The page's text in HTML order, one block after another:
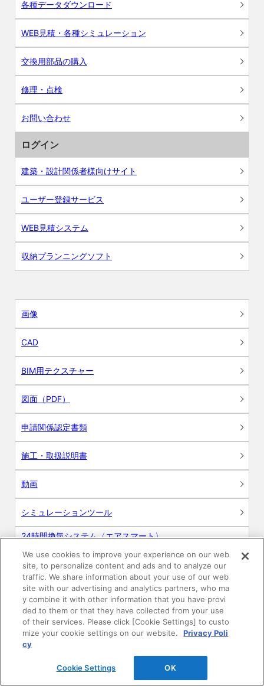
各種データダウンロード
WEB見積・各種シミュレーション
交換用部品の購入
修理・点検
お問い合わせ
ログイン
建築・設計関係者様向けサイト
ユーザー登録サービス
WEB見積システム
収納プランニングソフト
画像
CAD
BIM用テクスチャー
図面（PDF）
申請関係認定書類
施工・取扱説明書
動画
シミュレーションツール
24時間換気システム〈エアスマート〉
R&Dセンター環境測定・分析サービス
商品マスター申し込み
We use cookies to improve your experience on our web
site, to personalize content and ads and to analyze our
traffic. We share information about your use of our web
site with our advertising and analytics partners, who ma
y combine it with other information that you have provi
ded to them or that they have collected from your use
of their services. Please click [Cookie Settings] to custo
mize your cookie settings on our website.
Privacy Poli
cy
Cookie Settings OK